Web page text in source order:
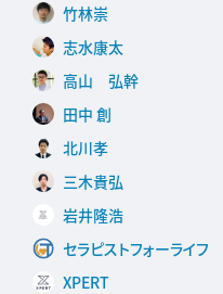
竹林崇
志水康太
高山 弘幹
田中 創
北川孝
三木貴弘
岩井隆浩
セラピストフォーライフ
XPERT